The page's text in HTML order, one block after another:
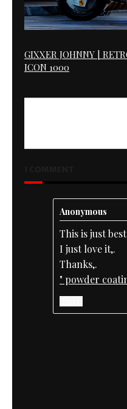
GIXXER JOHNNY |
ICON 1000
Anonymous
This is just
I just love it,.
Thanks,.
" powder